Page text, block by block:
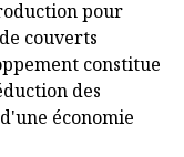
pour
couverts
constitue
des
économie